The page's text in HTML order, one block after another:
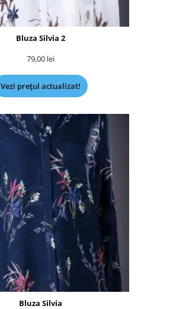
Bluza Silvia 2
79,00 lei
Vezi prețul actualizat!
Bluza Silvia